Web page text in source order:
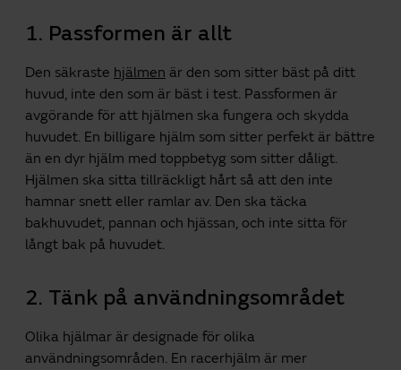
1. Passformen är allt
Den säkraste hjälmen är den som sitter bäst på ditt
huvud, inte den som är bäst i test. Passformen är
avgörande för att hjälmen ska fungera och skydda
huvudet. En billigare hjälm som sitter perfekt är bättre
än en dyr hjälm med toppbetyg som sitter dåligt.
Hjälmen ska sitta tillräckligt hårt så att den inte
hamnar snett eller ramlar av. Den ska täcka
bakhuvudet, pannan och hjässan, och inte sitta för
långt bak på huvudet.
2. Tänk på användningsområdet
Olika hjälmar är designade för olika
användningsområden. En racerhjälm är mer